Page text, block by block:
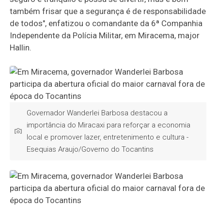
também frisar que a segurança é de responsabilidade
de todos", enfatizou o comandante da 6ª Companhia
Independente da Polícia Militar, em Miracema, major
Hallin.
Governador Wanderlei Barbosa destacou a
importância do Miracaxi para reforçar a economia
local e promover lazer, entretenimento e cultura -
Esequias Araujo/Governo do Tocantins